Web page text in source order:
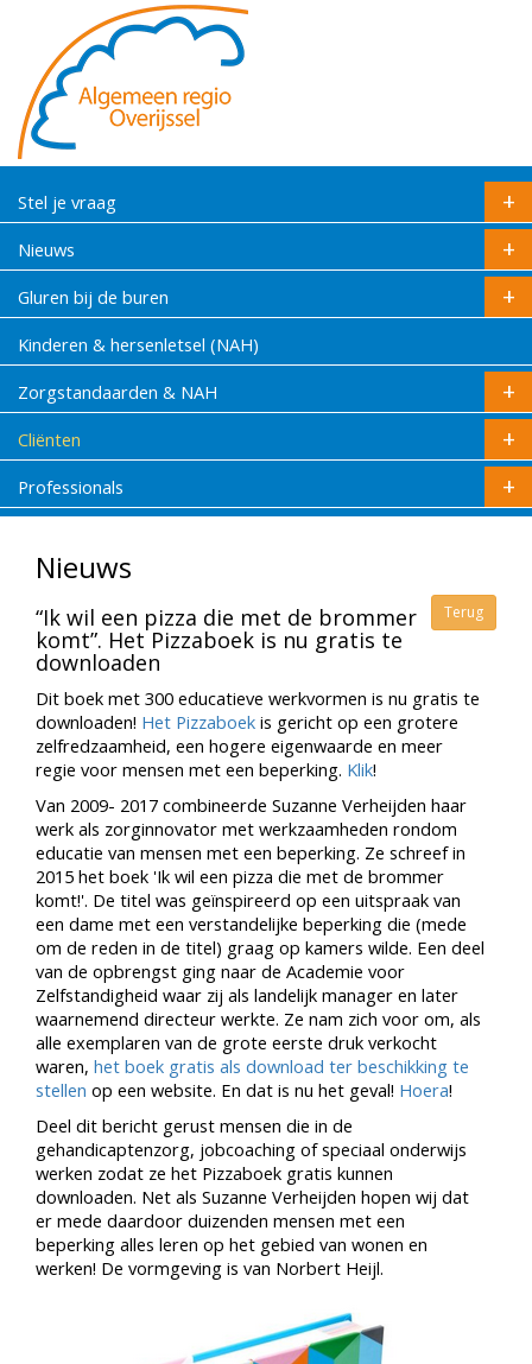
Stel je vraag
Nieuws
Gluren bij de buren
Kinderen & hersenletsel (NAH)
Zorgstandaarden & NAH
Cliënten
Professionals
Nieuws
Terug
“Ik wil een pizza die met de brommer
komt”. Het Pizzaboek is nu gratis te
downloaden
Dit boek met 300 educatieve werkvormen is nu gratis te
downloaden! Het Pizzaboek is gericht op een grotere
zelfredzaamheid, een hogere eigenwaarde en meer
regie voor mensen met een beperking. Klik!
Van 2009- 2017 combineerde Suzanne Verheijden haar
werk als zorginnovator met werkzaamheden rondom
educatie van mensen met een beperking. Ze schreef in
2015 het boek 'Ik wil een pizza die met de brommer
komt!'. De titel was geïnspireerd op een uitspraak van
een dame met een verstandelijke beperking die (mede
om de reden in de titel) graag op kamers wilde. Een deel
van de opbrengst ging naar de Academie voor
Zelfstandigheid waar zij als landelijk manager en later
waarnemend directeur werkte. Ze nam zich voor om, als
alle exemplaren van de grote eerste druk verkocht
waren, het boek gratis als download ter beschikking te
stellen op een website. En dat is nu het geval! Hoera!
Deel dit bericht gerust mensen die in de
gehandicaptenzorg, jobcoaching of speciaal onderwijs
werken zodat ze het Pizzaboek gratis kunnen
downloaden. Net als Suzanne Verheijden hopen wij dat
er mede daardoor duizenden mensen met een
beperking alles leren op het gebied van wonen en
werken! De vormgeving is van Norbert Heijl.